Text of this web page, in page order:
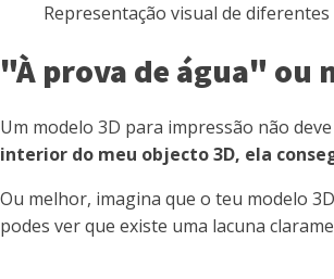
Representação visual de
"À prova de água" ou
Um modelo 3D para impressão não
interior do meu objecto 3D, ela
Ou melhor, imagina que o teu modelo
podes ver que existe uma lacuna